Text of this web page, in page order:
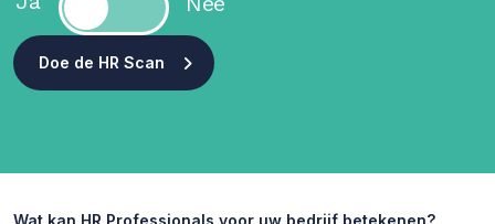
Doe de HR Scan
Wat kan HR Professionals voor uw bedrijf betekenen?